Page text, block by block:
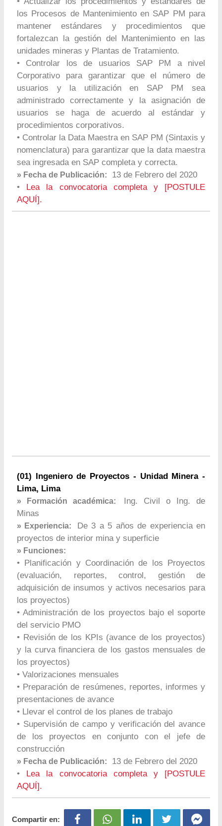
los Procesos de Mantenimiento en SAP PM para
mantener estándares y procedimientos que
fortalezcan la gestión del Mantenimiento en las
unidades mineras y Plantas de Tratamiento.
• Controlar los de usuarios SAP PM a nivel
Corporativo para garantizar que el número de
usuarios y la utilización en SAP PM sea
administrado correctamente y la asignación de
usuarios se haga de acuerdo al estándar y
procedimientos corporativos.
• Controlar la Data Maestra en SAP PM (Sintaxis y
nomenclatura) para garantizar que la data maestra
sea ingresada en SAP completa y correcta.
» Fecha de Publicación:
13 de Febrero del 2020
•
Lea la convocatoria completa y [POSTULE
AQUÍ].
(01) Ingeniero de Proyectos - Unidad Minera -
Lima, Lima
» Formación académica:
Ing. Civil o Ing. de
Minas
» Experiencia:
De 3 a 5 años de experiencia en
proyectos de interior mina y superficie
» Funciones:
• Planificación y Coordinación de los Proyectos
(evaluación, reportes, control, gestión de
adquisición de insumos y activos necesarios para
los proyectos)
• Administración de los proyectos bajo el soporte
del servicio PMO
• Revisión de los KPIs (avance de los proyectos)
y la curva financiera de los gastos mensuales de
los proyectos)
• Valorizaciones mensuales
• Preparación de resúmenes, reportes, informes y
presentaciones de avance
• Llevar el control de los planes de trabajo
• Supervisión de campo y verificación del avance
de los proyectos en conjunto con el jefe de
construcción
» Fecha de Publicación:
13 de Febrero del 2020
•
Lea la convocatoria completa y [POSTULE
AQUÍ].
Compartir en: